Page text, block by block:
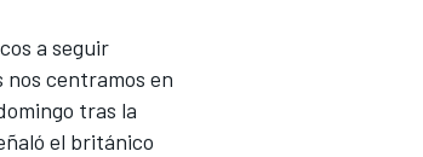
a seguir
nos centramos en
tras la
el británico